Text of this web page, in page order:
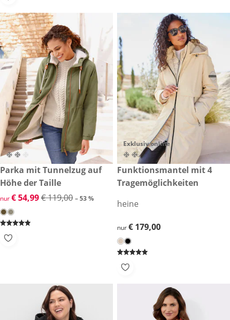
reduzierter Preis € 54,99, vorheriger Preis: € 119,00
-53 %
Parka mit Tunnelzug auf
Höhe der Taille
reduzierter Preis € 54,99, vorheriger Preis: € 119,00
nur€ 54,99€ 119,00 – 53 %
Exklusiv online
€ 179,00
Funktionsmantel mit 4
Tragemöglichkeiten
heine
€ 179,00
nur€ 179,00